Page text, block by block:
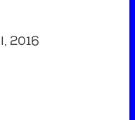
, 2016